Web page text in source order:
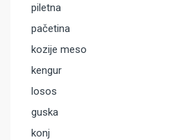
piletna
pačetina
kozije meso
kengur
losos
guska
konj